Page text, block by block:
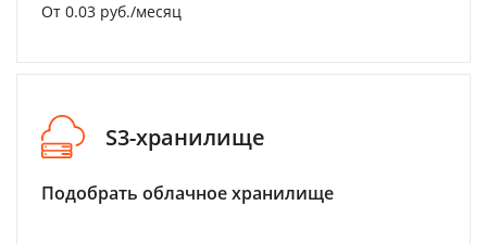
От 0.03 руб./месяц
S3-хранилище
Подобрать облачное хранилище